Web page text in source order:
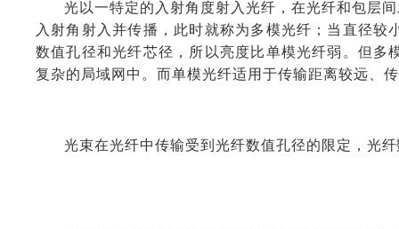
光以一特定的入射角度射入光纤，在光纤和包层
入射角射入并传播，此时就称为多模光纤；当直径
数值孔径和光纤芯径，所以亮度比单模光纤弱。但
复杂的局域网中。而单模光纤适用于传输距离较远、
光束在光纤中传输受到光纤数值孔径的限定， 光